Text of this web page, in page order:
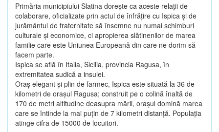
Primăria municipiului Slatina doreşte ca aceste relaţii de
colaborare, oficializate prin actul de înfrăţire cu Ispica şi de
jurământul de fraternitate să însemne nu numai schimburi
culturale şi economice, ci apropierea slătinenilor de marea
familie care este Uniunea Europeană din care ne dorim să
facem parte.
Ispica se află în Italia, Sicilia, provincia Ragusa, în
extremitatea sudică a insulei.
Oraş elegant şi plin de farmec, Ispica este situată la 36 de
kilometri de oraşul Ragusa; construit pe o colină înaltă de
170 de metri altitudine deasupra mării, oraşul domină marea
care se întinde la mai puţin de 7 kilometri distanţă. Populaţia
atinge cifra de 15000 de locuitori.